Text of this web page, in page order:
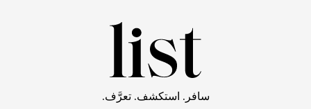
سافر. استكشف. تعرَّف.